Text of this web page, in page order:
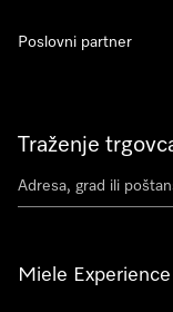
Traženje
Miele
Poslovni partner